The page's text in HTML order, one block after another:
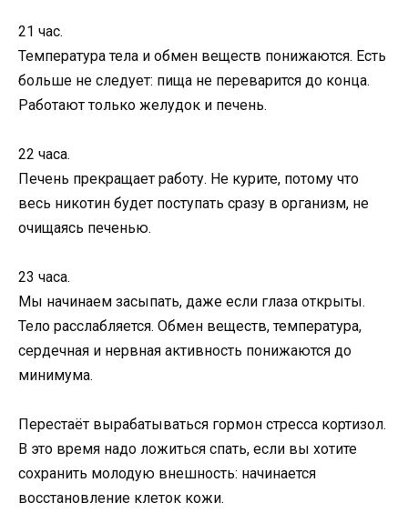
21 час.
Температура тела и обмен веществ понижаются. Есть
больше не следует: пища не переварится до конца.
Работают только желудок и печень.
22 часа.
Печень прекращает работу. Не курите, потому что
весь никотин будет поступать сразу в организм, не
очищаясь печенью.
23 часа.
Мы начинаем засыпать, даже если глаза открыты.
Тело расслабляется. Обмен веществ, температура,
сердечная и нервная активность понижаются до
минимума.
Перестаёт вырабатываться гормон стресса кортизол.
В это время надо ложиться спать, если вы хотите
сохранить молодую внешность: начинается
восстановление клеток кожи.